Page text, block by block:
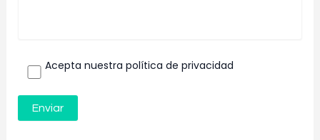
Acepta nuestra política de privacidad